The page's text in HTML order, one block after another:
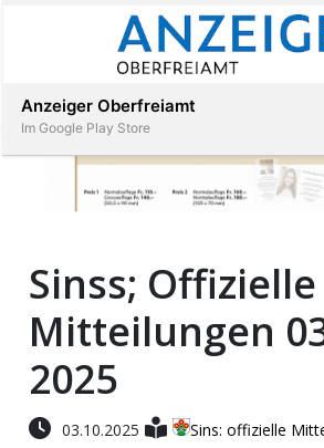
Veranstaltungen
Stellen
Paper
Abonnieren
Sinss; Offizielle
Mitteilungen
2025
03.10.2025 Sins: offizielle
Anzeiger Oberfreiamt
Im Google Play Store